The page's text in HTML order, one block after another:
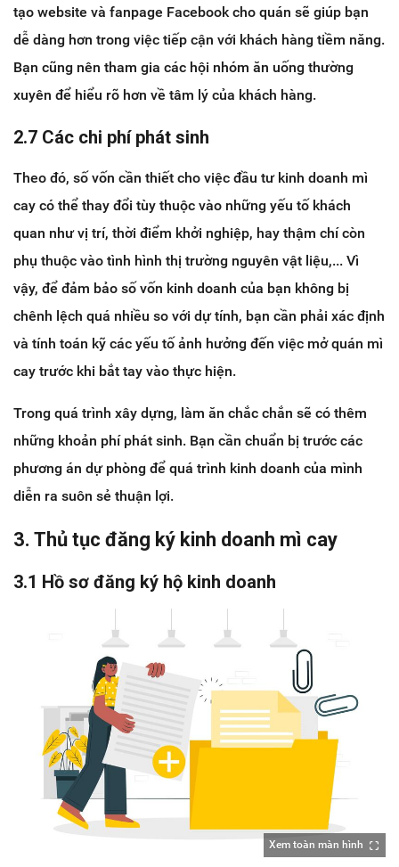
tạo website và fanpage Facebook cho quán sẽ giúp bạn
dễ dàng hơn trong việc tiếp cận với khách hàng tiềm năng.
Bạn cũng nên tham gia các hội nhóm ăn uống thường
xuyên để hiểu rõ hơn về tâm lý của khách hàng.
2.7 Các chi phí phát sinh
Theo đó, số vốn cần thiết cho việc đầu tư kinh doanh mì
cay có thể thay đổi tùy thuộc vào những yếu tố khách
quan như vị trí, thời điểm khởi nghiệp, hay thậm chí còn
phụ thuộc vào tình hình thị trường nguyên vật liệu,... Vì
vậy, để đảm bảo số vốn kinh doanh của bạn không bị
chênh lệch quá nhiều so với dự tính, bạn cần phải xác định
và tính toán kỹ các yếu tố ảnh hưởng đến việc mở quán mì
cay trước khi bắt tay vào thực hiện.
Trong quá trình xây dựng, làm ăn chắc chắn sẽ có thêm
những khoản phí phát sinh. Bạn cần chuẩn bị trước các
phương án dự phòng để quá trình kinh doanh của mình
diễn ra suôn sẻ thuận lợi.
3. Thủ tục đăng ký kinh doanh mì cay
3.1 Hồ sơ đăng ký hộ kinh doanh
Xem toàn màn hình